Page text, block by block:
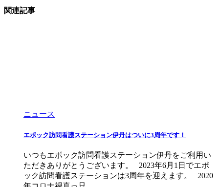
関連記事
ニュース
エポック訪問看護ステーション伊丹はついに3周年です！
いつもエポック訪問看護ステーション伊丹をご利用い
ただきありがとうございます。 2023年6月1日でエポ
ック訪問看護ステーションは3周年を迎えます。 2020